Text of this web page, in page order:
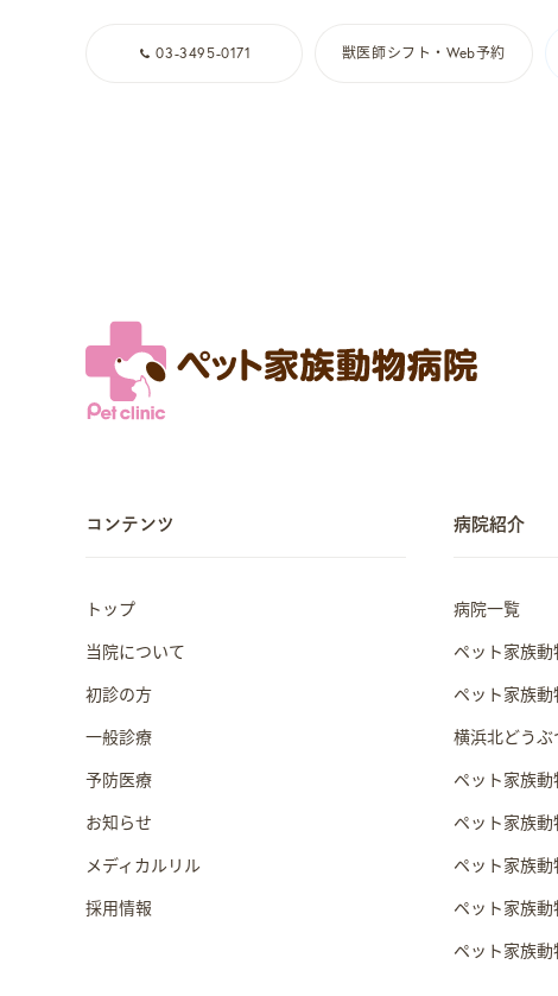
03-3495-0171 獣医師シフト・Web予約
コンテンツ
トップ
当院について
初診の方
一般診療
予防医療
お知らせ
メディカルリル
採用情報
病院紹介
病院一覧
ペット家族
ペット家族
横浜北どうぶ
ペット家族
ペット家族
ペット家族
ペット家族
ペット家族